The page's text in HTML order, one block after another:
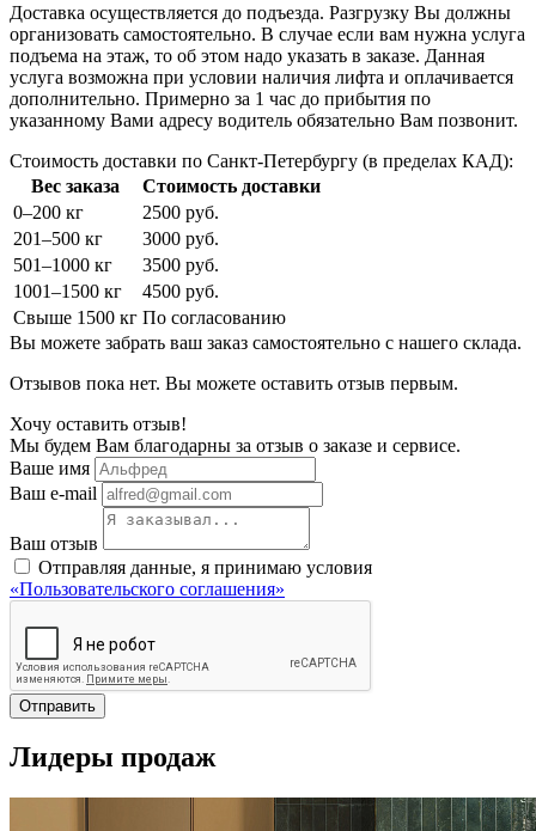
Доставка осуществляется до подъезда. Разгрузку Вы должны
организовать самостоятельно. В случае если вам нужна услуга
подъема на этаж, то об этом надо указать в заказе. Данная
услуга возможна при условии наличия лифта и оплачивается
дополнительно. Примерно за 1 час до прибытия по
указанному Вами адресу водитель обязательно Вам позвонит.
Стоимость доставки по Санкт-Петербургу (в пределах КАД):
Вес заказа
Стоимость доставки
0–200 кг
2500 руб.
201–500 кг
3000 руб.
501–1000 кг
3500 руб.
1001–1500 кг
4500 руб.
Свыше 1500 кг По согласованию
Вы можете забрать ваш заказ самостоятельно с нашего склада.
Отзывов пока нет. Вы можете оставить отзыв первым.
Хочу оставить отзыв!
Мы будем Вам благодарны за отзыв о заказе и сервисе.
Ваше имя
Ваш e-mail
Ваш отзыв
Отправляя данные, я принимаю условия
«Пользовательского соглашения»
Отправить
Лидеры продаж